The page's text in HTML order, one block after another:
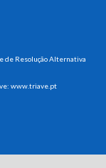
de Resolução Alternativa
www.triave.pt